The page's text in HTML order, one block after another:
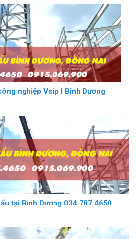
nghiệp Vsip I Bình Dương
tại Bình Dương 034.787.4650